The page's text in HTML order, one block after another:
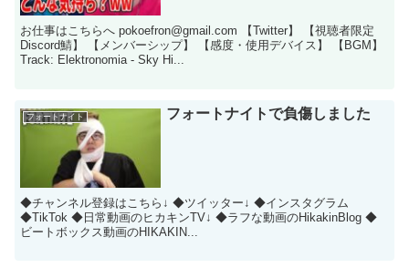
お仕事はこちらへ pokoefron@gmail.com 【Twitter】 【視聴者限定
Discord鯖】 【メンバーシップ】 【感度・使用デバイス】 【BGM】
Track: Elektronomia - Sky Hi...
フォートナイト フォートナイトで負傷しました
◆チャンネル登録はこちら↓ ◆ツイッター↓ ◆インスタグラム
◆TikTok ◆日常動画のヒカキンTV↓ ◆ラフな動画のHikakinBlog ◆
ビートボックス動画のHIKAKIN...